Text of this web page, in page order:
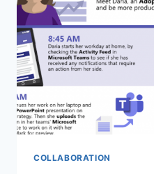
COLLABORATION